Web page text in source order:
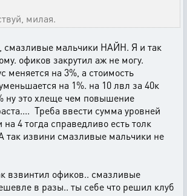
милая.
смазливые мальчики НАЙН. Я и так
офиков закрутил аж не могу.
меняется на 3%, а стоимость
на 1%. на 10 лвл за 40к
ну это хлеще чем повышение
Треба ввести сумма уровней
4 тогда справедливо есть толк
так извини смазливые мальчики не
взвинтил офиков.. смазливые
в разы.. ты себе что решил клуб